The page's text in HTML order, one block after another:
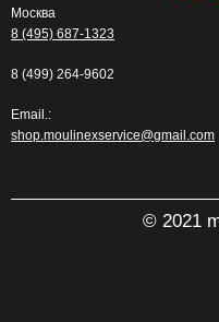
Москва
8 (495) 687-1323
8 (499) 264-9602
Email.:
shop.moulinexservice@gmail.com
© 2021